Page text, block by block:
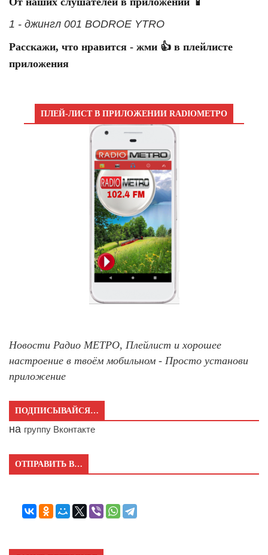
1 - джингл 001 BODROE YTRO
Расскажи, что нравится - жми 👍 в плейлисте
приложения
ПЛЕЙ-ЛИСТ В ПРИЛОЖЕНИИ RADIOМЕТРО
Новости Радио МЕТРО, Плейлист и хорошее
настроение в твоём мобильном - Просто установи
приложение
ПОДПИСЫВАЙСЯ…
на группу Вконтакте
ОТПРАВИТЬ В…